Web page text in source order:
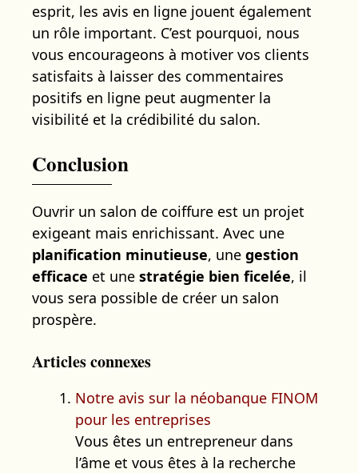
esprit, les avis en ligne jouent également
un rôle important. C’est pourquoi, nous
vous encourageons à motiver vos clients
satisfaits à laisser des commentaires
positifs en ligne peut augmenter la
visibilité et la crédibilité du salon.
Conclusion
Ouvrir un salon de coiffure est un projet
exigeant mais enrichissant. Avec une
planification minutieuse, une gestion
efficace et une stratégie bien ficelée, il
vous sera possible de créer un salon
prospère.
Articles connexes
Notre avis sur la néobanque FINOM
pour les entreprises
Vous êtes un entrepreneur dans
l’âme et vous êtes à la recherche